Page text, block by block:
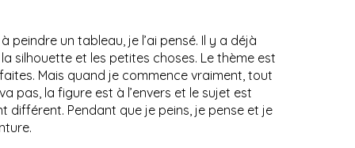
peindre un tableau, je l’ai pensé. Il y a déjà
silhouette et les petites choses. Le thème est
Mais quand je commence vraiment, tout
pas, la figure est à l’envers et le sujet est
différent. Pendant que je peins, je pense et je